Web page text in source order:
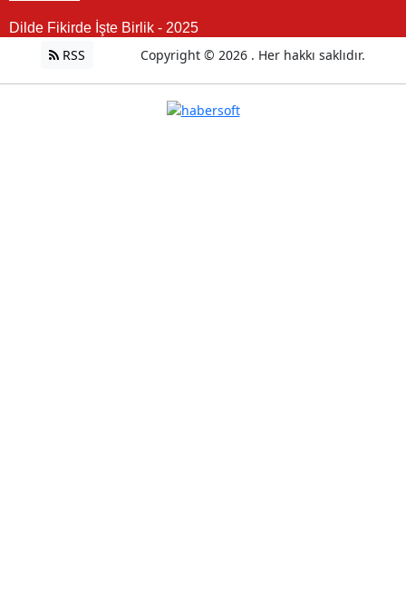
Dilde Fikirde İşte Birlik - 2025
RSS Copyright © 2026 . Her hakkı saklıdır.